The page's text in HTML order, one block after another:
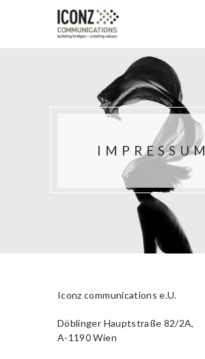
IMPRESSUM
Iconz communications e.U.
Döblinger Hauptstraße 82/2A,
A-1190 Wien